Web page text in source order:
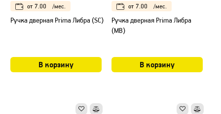
от 7.00 /мес.
Ручка дверная Prima Либра (SC)
В корзину
от 7.00 /мес.
Ручка дверная Prima Либра
(МB)
В корзину